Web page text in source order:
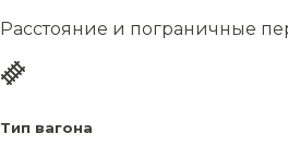
Расстояние и пограничные
Тип вагона